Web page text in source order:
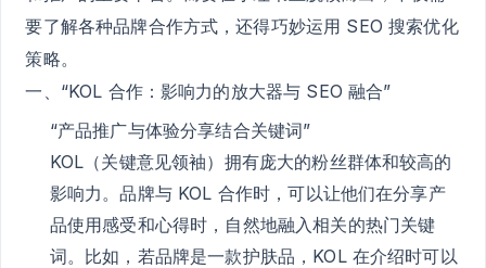
要了解各种品牌合作方式，还得巧妙运用 SEO 搜索优化
策略。
一、“KOL 合作：影响力的放大器与 SEO 融合”
“产品推广与体验分享结合关键词”
KOL（关键意见领袖）拥有庞大的粉丝群体和较高的
影响力。品牌与 KOL 合作时，可以让他们在分享产
品使用感受和心得时，自然地融入相关的热门关键
词。比如，若品牌是一款护肤品，KOL 在介绍时可以